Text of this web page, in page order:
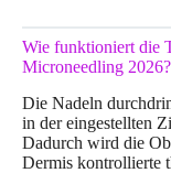
Wie funktioniert die
Microneedling 2026?
Die Nadeln
in der eingestellten
Dadurch wird die
Dermis kontrollierte